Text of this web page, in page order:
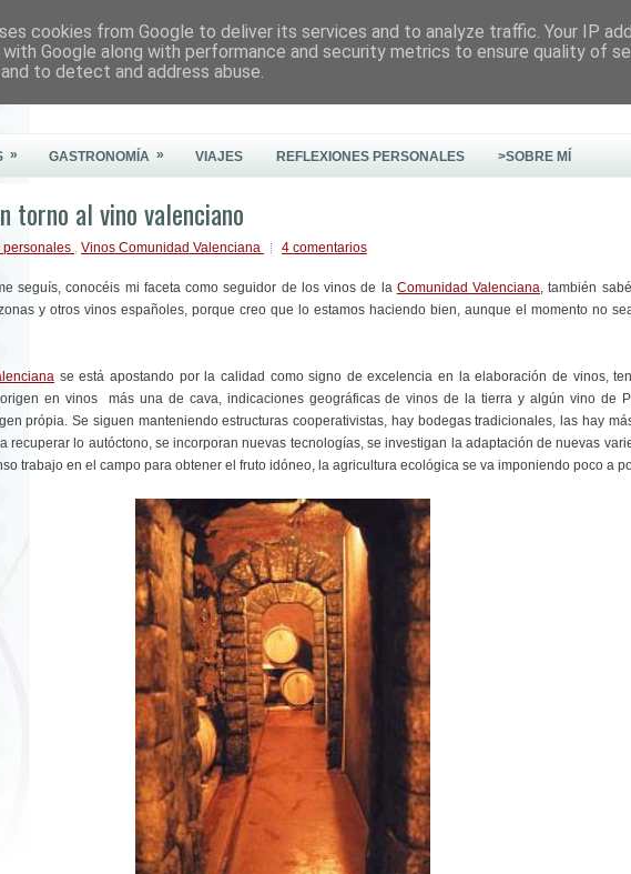
Me Gusta
» GASTRONOMÍA » VIAJES REFLEXIONES PERSONALES >SOBRE MÍ
torno al vino valenciano
personales , Vinos Comunidad Valenciana 4 comentarios
seguís, conocéis mi faceta como seguidor de los vinos de la Comunidad Valenciana, también
y otros vinos españoles, porque creo que lo estamos haciendo bien, aunque el momento no
se está apostando por la calidad como signo de excelencia en la elaboración de vinos,
en vinos más una de cava, indicaciones geográficas de vinos de la tierra y algún vino de
própia. Se siguen manteniendo estructuras cooperativistas, hay bodegas tradicionales, las hay
recuperar lo autóctono, se incorporan nuevas tecnologías, se investigan la adaptación de nuevas
trabajo en el campo para obtener el fruto idóneo, la agricultura ecológica se va imponiendo poco a
cookies from Google to deliver its services and to analyze traffic. Your IP
with Google along with performance and security metrics to ensure quality of
to detect and address abuse.